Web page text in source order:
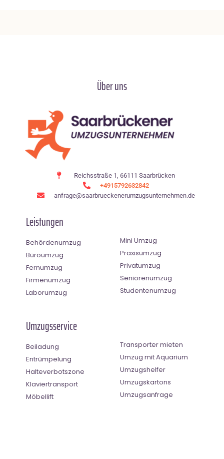
Über uns
Reichsstraße 1, 66111 Saarbrücken
+4915792632842
anfrage@saarbrueckenerumzugsunternehmen.de
Leistungen
Behördenumzug
Büroumzug
Fernumzug
Firmenumzug
Laborumzug
Mini Umzug
Praxisumzug
Privatumzug
Seniorenumzug
Studentenumzug
Umzugsservice
Beiladung
Entrümpelung
Halteverbotszone
Klaviertransport
Möbellift
Transporter mieten
Umzug mit Aquarium
Umzugshelfer
Umzugskartons
Umzugsanfrage